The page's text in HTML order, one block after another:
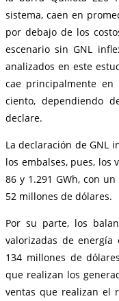
sistema, caen en
por debajo de los
escenario sin GNL
analizados en este
cae principalmente
ciento, dependiendo
declare.
La declaración de GNL
los embalses, pues, los
86 y 1.291 GWh, con
52 millones de dólares.
Por su parte, los
valorizadas de energía
134 millones de
que realizan los
ventas que realizan el